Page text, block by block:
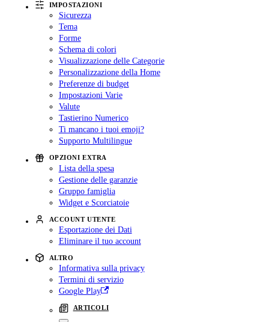
IMPOSTAZIONI
Sicurezza
Tema
Forme
Schema di colori
Visualizzazione delle Categorie
Personalizzazione della Home
Preferenze di budget
Impostazioni Varie
Valute
Tastierino Numerico
Ti mancano i tuoi emoji?
Supporto Multilingue
OPZIONI EXTRA
Lista della spesa
Gestione delle garanzie
Gruppo famiglia
Widget e Scorciatoie
ACCOUNT UTENTE
Esportazione dei Dati
Eliminare il tuo account
ALTRO
Informativa sulla privacy
Termini di servizio
Google Play
ARTICOLI